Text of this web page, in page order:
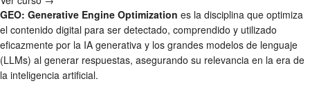
GEO: Generative Engine Optimization es la disciplina que optimiza
el contenido digital para ser detectado, comprendido y utilizado
eficazmente por la IA generativa y los grandes modelos de lenguaje
(LLMs) al generar respuestas, asegurando su relevancia en la era de
la inteligencia artificial.